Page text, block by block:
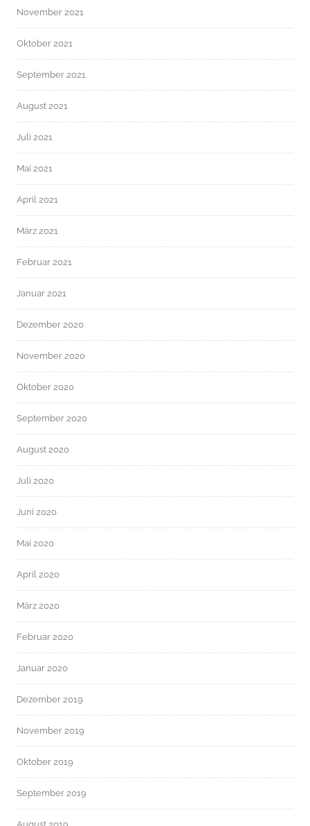
November 2021
Oktober 2021
September 2021
August 2021
Juli 2021
Mai 2021
April 2021
März 2021
Februar 2021
Januar 2021
Dezember 2020
November 2020
Oktober 2020
September 2020
August 2020
Juli 2020
Juni 2020
Mai 2020
April 2020
März 2020
Februar 2020
Januar 2020
Dezember 2019
November 2019
Oktober 2019
September 2019